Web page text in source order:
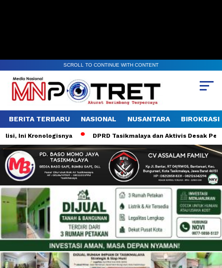
SCROLL TO CONTINUE WITH CONTENT
BERITA TERBARU NASIONAL NUSANTARA BIROKRASI
Ini Kronologisnya DPRD Tasikmalaya dan Aktivis Desak